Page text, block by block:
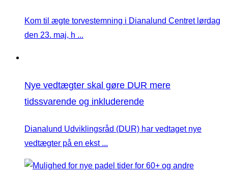
Kom til ægte torvestemning i Dianalund Centret lørdag
den 23. maj, h ...
Nye vedtægter skal gøre DUR mere
tidssvarende og inkluderende
Dianalund Udviklingsråd (DUR) har vedtaget nye
vedtægter på en ekst ...